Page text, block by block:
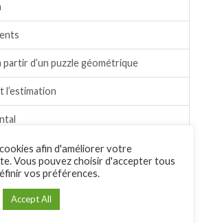
partir d’un puzzle géométrique
l’estimation
FBJM
afin d'améliorer votre
Vous pouvez choisir d'accepter tous
vos préférences.
Accept All